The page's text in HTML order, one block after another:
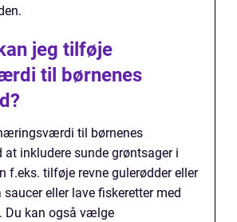
jeg tilføje
til børnenes
til børnenes
at inkludere sunde grøntsager i
f.eks. tilføje revne gulerødder eller
eller lave fiskeretter med
Du kan også vælge